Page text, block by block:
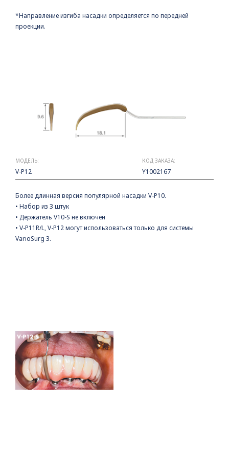
*Направление изгиба насадки определяется по передней
проекции.
МОДЕЛЬ:
V-P12
КОД ЗАКАЗА:
Y1002167
Более длинная версия популярной насадки V-P10.
• Набор из 3 штук
• Держатель V10-S не включен
• V-P11R/L, V-P12 могут использоваться только для системы
VarioSurg 3.